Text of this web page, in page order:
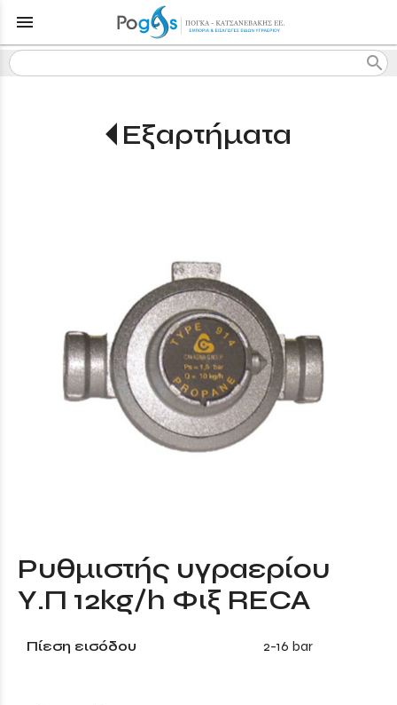
menu
search
Εξαρτήματα
Ρυθμιστής υγραερίου
Υ.Π 12kg/h Φιξ RECA
Πίεση εισόδου 2-16 bar